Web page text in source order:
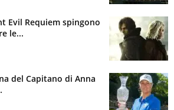
Evil Requiem spingono
le...
del Capitano di Anna